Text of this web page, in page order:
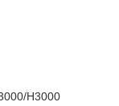
H3000